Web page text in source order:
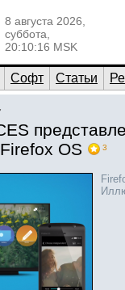
8 августа 2026,
суббота,
20:10:16 MSK
Софт Статьи
OS
3